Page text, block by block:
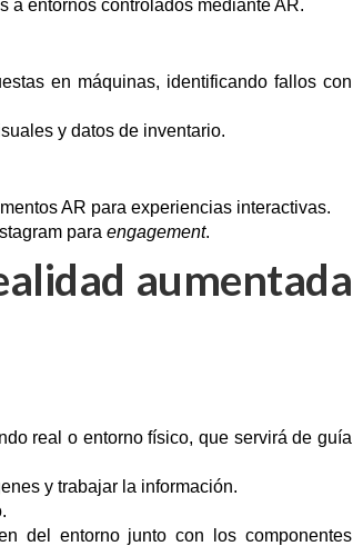
a entornos controlados mediante AR.
en máquinas, identificando fallos con
y datos de inventario.
AR para experiencias interactivas.
para engagement.
aumentada
real o entorno físico, que servirá de guía
y trabajar la información.
del entorno junto con los componentes